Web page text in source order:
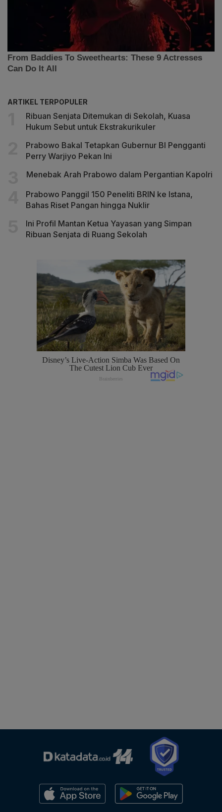
ARTIKEL TERPOPULER
Ribuan Senjata Ditemukan di Sekolah, Kuasa
Hukum Sebut untuk Ekstrakurikuler
Prabowo Bakal Tetapkan Gubernur BI Pengganti
Perry Warjiyo Pekan Ini
Menebak Arah Prabowo dalam Pergantian Kapolri
Prabowo Panggil 150 Peneliti BRIN ke Istana,
Bahas Riset Pangan hingga Nuklir
Ini Profil Mantan Ketua Yayasan yang Simpan
Ribuan Senjata di Ruang Sekolah